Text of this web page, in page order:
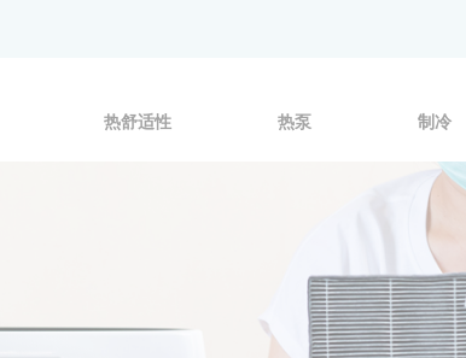
热舒适性 热泵 制冷